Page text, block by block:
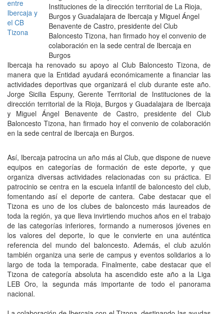
Instituciones de la dirección territorial de La Rioja,
Burgos y Guadalajara de Ibercaja y Miguel Ángel
Benavente de Castro, presidente del Club
Baloncesto Tizona, han firmado hoy el convenio de
colaboración en la sede central de Ibercaja en
Burgos
Ibercaja ha renovado su apoyo al Club Baloncesto Tizona, de
manera que la Entidad ayudará económicamente a financiar las
actividades deportivas que organizará el club durante este año.
Jorge Sicilia Espuny, Gerente Territorial de Instituciones de la
dirección territorial de la Rioja, Burgos y Guadalajara de Ibercaja
y Miguel Ángel Benavente de Castro, presidente del Club
Baloncesto Tizona, han firmado hoy el convenio de colaboración
en la sede central de Ibercaja en Burgos.
Así, Ibercaja patrocina un año más al Club, que dispone de nueve
equipos en categorías de formación de este deporte, y que
organiza diversas actividades relacionadas con su práctica. El
patrocinio se centra en la escuela infantil de baloncesto del club,
fomentando así el deporte de cantera. Cabe destacar que el
Tizona es uno de los clubes de baloncesto más laureados de
toda la región, ya que lleva invirtiendo muchos años en el trabajo
de las categorías inferiores, formando a numerosos jóvenes en
los valores del deporte, lo que le convierte en una auténtica
referencia del mundo del baloncesto. Además, el club azulón
también organiza una serie de campus y eventos solidarios a lo
largo de toda la temporada. Finalmente, cabe destacar que el
Tizona de categoría absoluta ha ascendido este año a la Liga
LEB Oro, la segunda más importante de todo el panorama
nacional.